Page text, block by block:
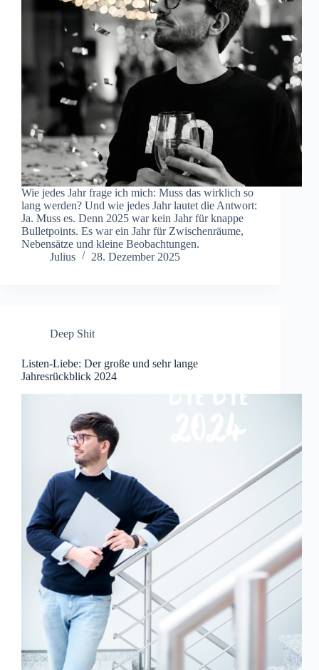
Wie jedes Jahr frage ich mich: Muss das wirklich so
lang werden? Und wie jedes Jahr lautet die Antwort:
Ja. Muss es. Denn 2025 war kein Jahr für knappe
Bulletpoints. Es war ein Jahr für Zwischenräume,
Nebensätze und kleine Beobachtungen.
Julius
28. Dezember 2025
Deep Shit
Listen-Liebe: Der große und sehr lange
Jahresrückblick 2024